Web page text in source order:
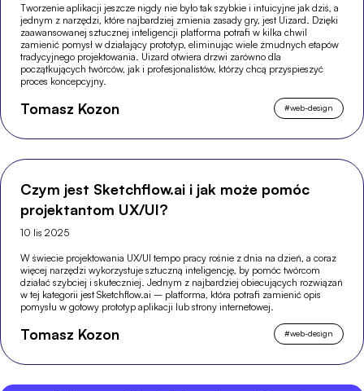
Tworzenie aplikacji jeszcze nigdy nie było tak szybkie i intuicyjne jak dziś, a
jednym z narzędzi, które najbardziej zmienia zasady gry, jest Uizard. Dzięki
zaawansowanej sztucznej inteligencji platforma potrafi w kilka chwil
zamienić pomysł w działający prototyp, eliminując wiele żmudnych etapów
tradycyjnego projektowania. Uizard otwiera drzwi zarówno dla
początkujących twórców, jak i profesjonalistów, którzy chcą przyspieszyć
proces koncepcyjny.
Tomasz Kozon #web-design
Czym jest Sketchflow.ai i jak może pomóc
projektantom UX/UI?
10 lis 2025
W świecie projektowania UX/UI tempo pracy rośnie z dnia na dzień, a coraz
więcej narzędzi wykorzystuje sztuczną inteligencję, by pomóc twórcom
działać szybciej i skuteczniej. Jednym z najbardziej obiecujących rozwiązań
w tej kategorii jest Sketchflow.ai – platforma, która potrafi zamienić opis
pomysłu w gotowy prototyp aplikacji lub strony internetowej.
Tomasz Kozon #web-design